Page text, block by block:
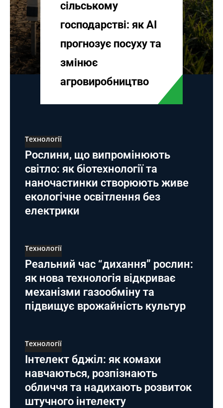
сільському
господарстві: як AI
прогнозує посуху та
змінює
агровиробництво
Технології
Рослини, що випромінюють
світло: як біотехнології та
наночастинки створюють живе
екологічне освітлення без
електрики
Технології
Реальний час “дихання” рослин:
як нова технологія відкриває
механізми газообміну та
підвищує врожайність культур
Технології
Інтелект бджіл: як комахи
навчаються, розпізнають
обличчя та надихають розвиток
штучного інтелекту